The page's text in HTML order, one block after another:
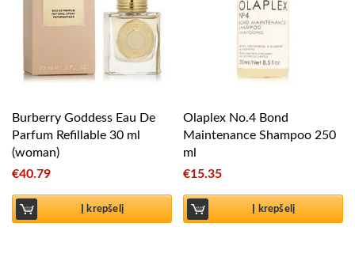
Burberry Goddess Eau De
Parfum Refillable 30 ml
(woman)
€40.79
Į krepšelį
Olaplex No.4 Bond
Maintenance Shampoo 250
ml
€15.35
Į krepšelį